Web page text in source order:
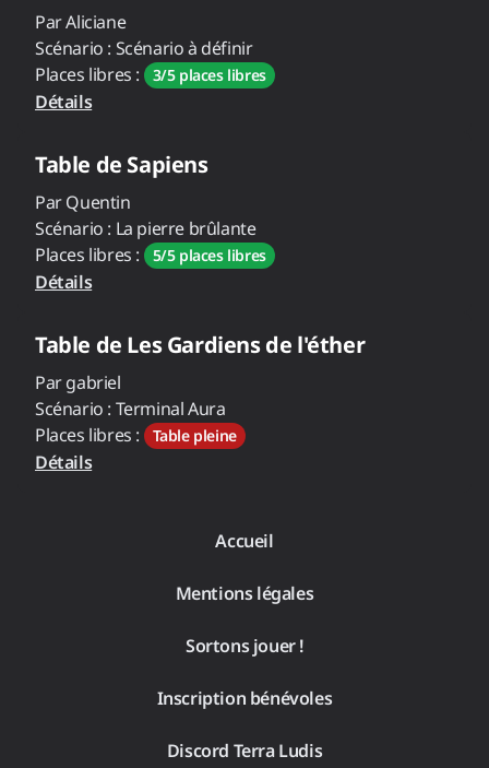
ParAliciane
Scénario : Scénario à définir
Places libres :
3/5 places libres
Détails
Table de Sapiens
ParQuentin
Scénario : La pierre brûlante
Places libres :
5/5 places libres
Détails
Table de Les Gardiens de l'éther
Pargabriel
Scénario : Terminal Aura
Places libres :
Table pleine
Détails
Accueil
Mentions légales
Sortons jouer !
Inscription bénévoles
Discord Terra Ludis